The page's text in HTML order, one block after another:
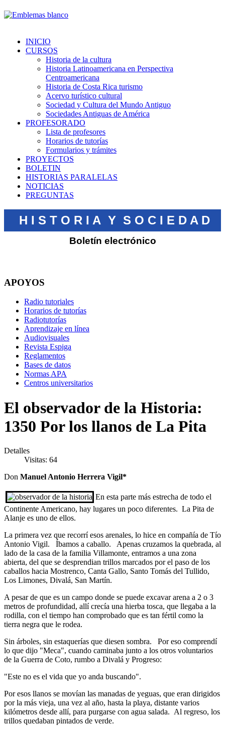
INICIO
CURSOS
Historia de la cultura
Historia Latinoamericana en Perspectiva
Centroamericana
Historia de Costa Rica turismo
Acervo turístico cultural
Sociedad y Cultura del Mundo Antiguo
Sociedades Antiguas de América
PROFESORADO
Lista de profesores
Horarios de tutorías
Formularios y trámites
PROYECTOS
BOLETIN
HISTORIAS PARALELAS
NOTICIAS
PREGUNTAS
H I S T O R I A Y S O C I E D A D
Boletín electrónico
APOYOS
Radio tutoriales
Horarios de tutorías
Radiotutorías
Aprendizaje en línea
Audiovisuales
Revista Espiga
Reglamentos
Bases de datos
Normas APA
Centros universitarios
El observador de la Historia:
1350 Por los llanos de La Pita
Detalles
Visitas: 64
Don Manuel Antonio Herrera Vigil*
En esta parte más estrecha de todo el
Continente Americano, hay lugares un poco diferentes. La Pita de
Alanje es uno de ellos.
La primera vez que recorrí esos arenales, lo hice en compañía de Tío
Antonio Vigil. Íbamos a caballo. Apenas cruzamos la quebrada, al
lado de la casa de la familia Villamonte, entramos a una zona
abierta, del que se desprendian trillos marcados por el paso de los
caballos hacia Mostrenco, Canta Gallo, Santo Tomás del Tullido,
Los Limones, Divalá, San Martín.
A pesar de que es un campo donde se puede excavar arena a 2 o 3
metros de profundidad, allí crecía una hierba tosca, que llegaba a la
rodilla, con el tiempo han comprobado que es tan fértil como la
tierra negra que le rodea.
Sin árboles, sin estaquerías que diesen sombra. Por eso comprendí
lo que dijo "Meca", cuando caminaba junto a los otros voluntarios
de la Guerra de Coto, rumbo a Divalá y Progreso:
"Este no es el vida que yo anda buscando".
Por esos llanos se movían las manadas de yeguas, que eran dirigidos
por la más vieja, una vez al año, hasta la playa, distante varios
kilómetros desde allí, para purgarse con agua salada. Al regreso, los
trillos quedaban pintados de verde.